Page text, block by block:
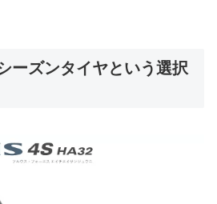
ーズンタイヤという選択